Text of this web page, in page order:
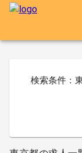
検索条件：